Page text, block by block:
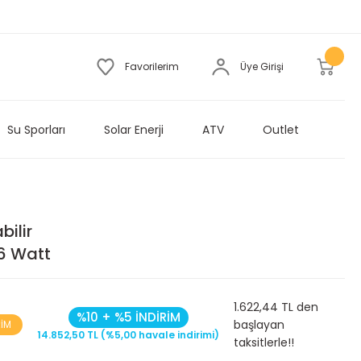
Favorilerim Üye Girişi
Su Sporları Solar Enerji ATV Outlet
Watt
%10 + %5 İNDİRİM
14.852,50 TL (%5,00 havale indirimi)
1.622,44 TL den
başlayan
taksitlerle!!